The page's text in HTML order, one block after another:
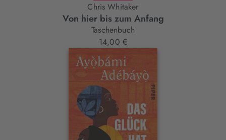
Chris Whitaker
Von hier bis zum Anfang
Taschenbuch
14,00 €